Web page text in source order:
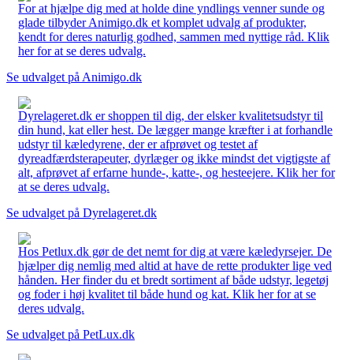
For at hjælpe dig med at holde dine yndlings venner sunde og
glade tilbyder Animigo.dk et komplet udvalg af produkter,
kendt for deres naturlig godhed, sammen med nyttige råd. Klik
her for at se deres udvalg.
Se udvalget på Animigo.dk
Dyrelageret.dk er shoppen til dig, der elsker kvalitetsudstyr til
din hund, kat eller hest. De lægger mange kræfter i at forhandle
udstyr til kæledyrene, der er afprøvet og testet af
dyreadfærdsterapeuter, dyrlæger og ikke mindst det vigtigste af
alt, afprøvet af erfarne hunde-, katte-, og hesteejere. Klik her for
at se deres udvalg.
Se udvalget på Dyrelageret.dk
Hos Petlux.dk gør de det nemt for dig at være kæledyrsejer. De
hjælper dig nemlig med altid at have de rette produkter lige ved
hånden. Her finder du et bredt sortiment af både udstyr, legetøj
og foder i høj kvalitet til både hund og kat. Klik her for at se
deres udvalg.
Se udvalget på PetLux.dk